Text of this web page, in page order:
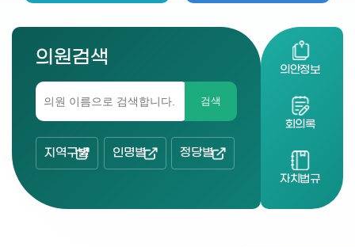
의원검색
검색
지역구별 인명별 정당별
의안정보
회의록
자치법규